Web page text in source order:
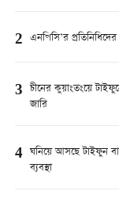
2 এনপিসি’র
3 চীনের কুয়াংতংয়ে
জারি
4 ঘনিয়ে আসছে টাইফুন
ব্যবস্থা